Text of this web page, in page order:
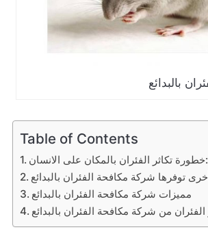
بالبدائع
Table of Contents
خطورة تكاثر الفئران بالمكان على الانسان:
مميزات شركة مكافحة الفئران بالبدائع
من شركة مكافحة الفئران بالبدائع